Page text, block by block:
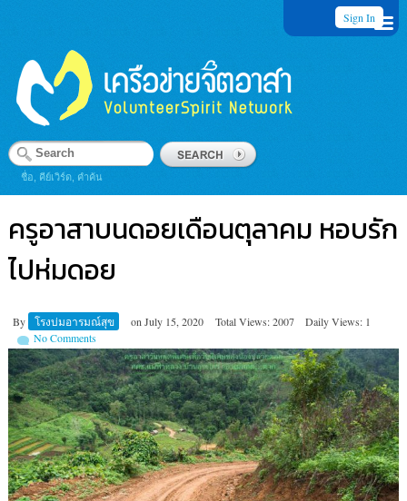
Sign In
ชื่อ, คีย์เวิร์ด, คำค้น
ครูอาสาบนดอยเดือนตุลาคม หอบรัก
ไปห่มดอย
By โรงบ่มอารมณ์สุข on July 15, 2020 Total Views: 2007
Daily Views: 1
No Comments